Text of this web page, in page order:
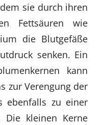
sie durch ihren
Fettsäuren wie
die Blutgefäße
senken. Ein
kann
zur Verengung der
ebenfalls zu einer
Die kleinen Kerne